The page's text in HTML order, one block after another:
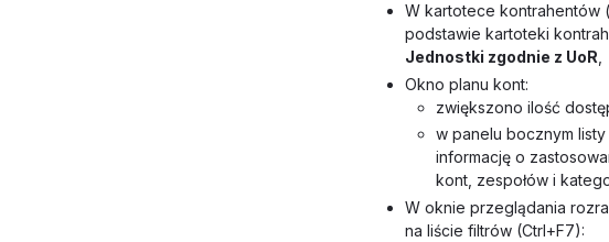
W kartotece kontrahentów
podstawie kartoteki
Jednostki zgodnie z UoR
Okno planu kont:
zwiększono ilość
w panelu bocznym
informację o
kont, zespołów i
W oknie przeglądania
na liście filtrów (Ctrl+F7):